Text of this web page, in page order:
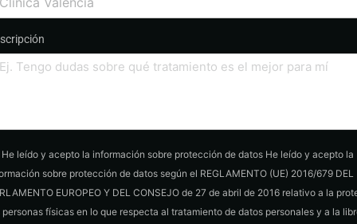
He leído y acepto la información sobre protección de datos He leído y acepto la
sobre protección de datos según el REGLAMENTO (UE) 2016/679 DEL
EUROPEO Y DEL CONSEJO de 27 de abril de 2016 relativo a la
personas físicas en lo que respecta al tratamiento de datos personales y a la